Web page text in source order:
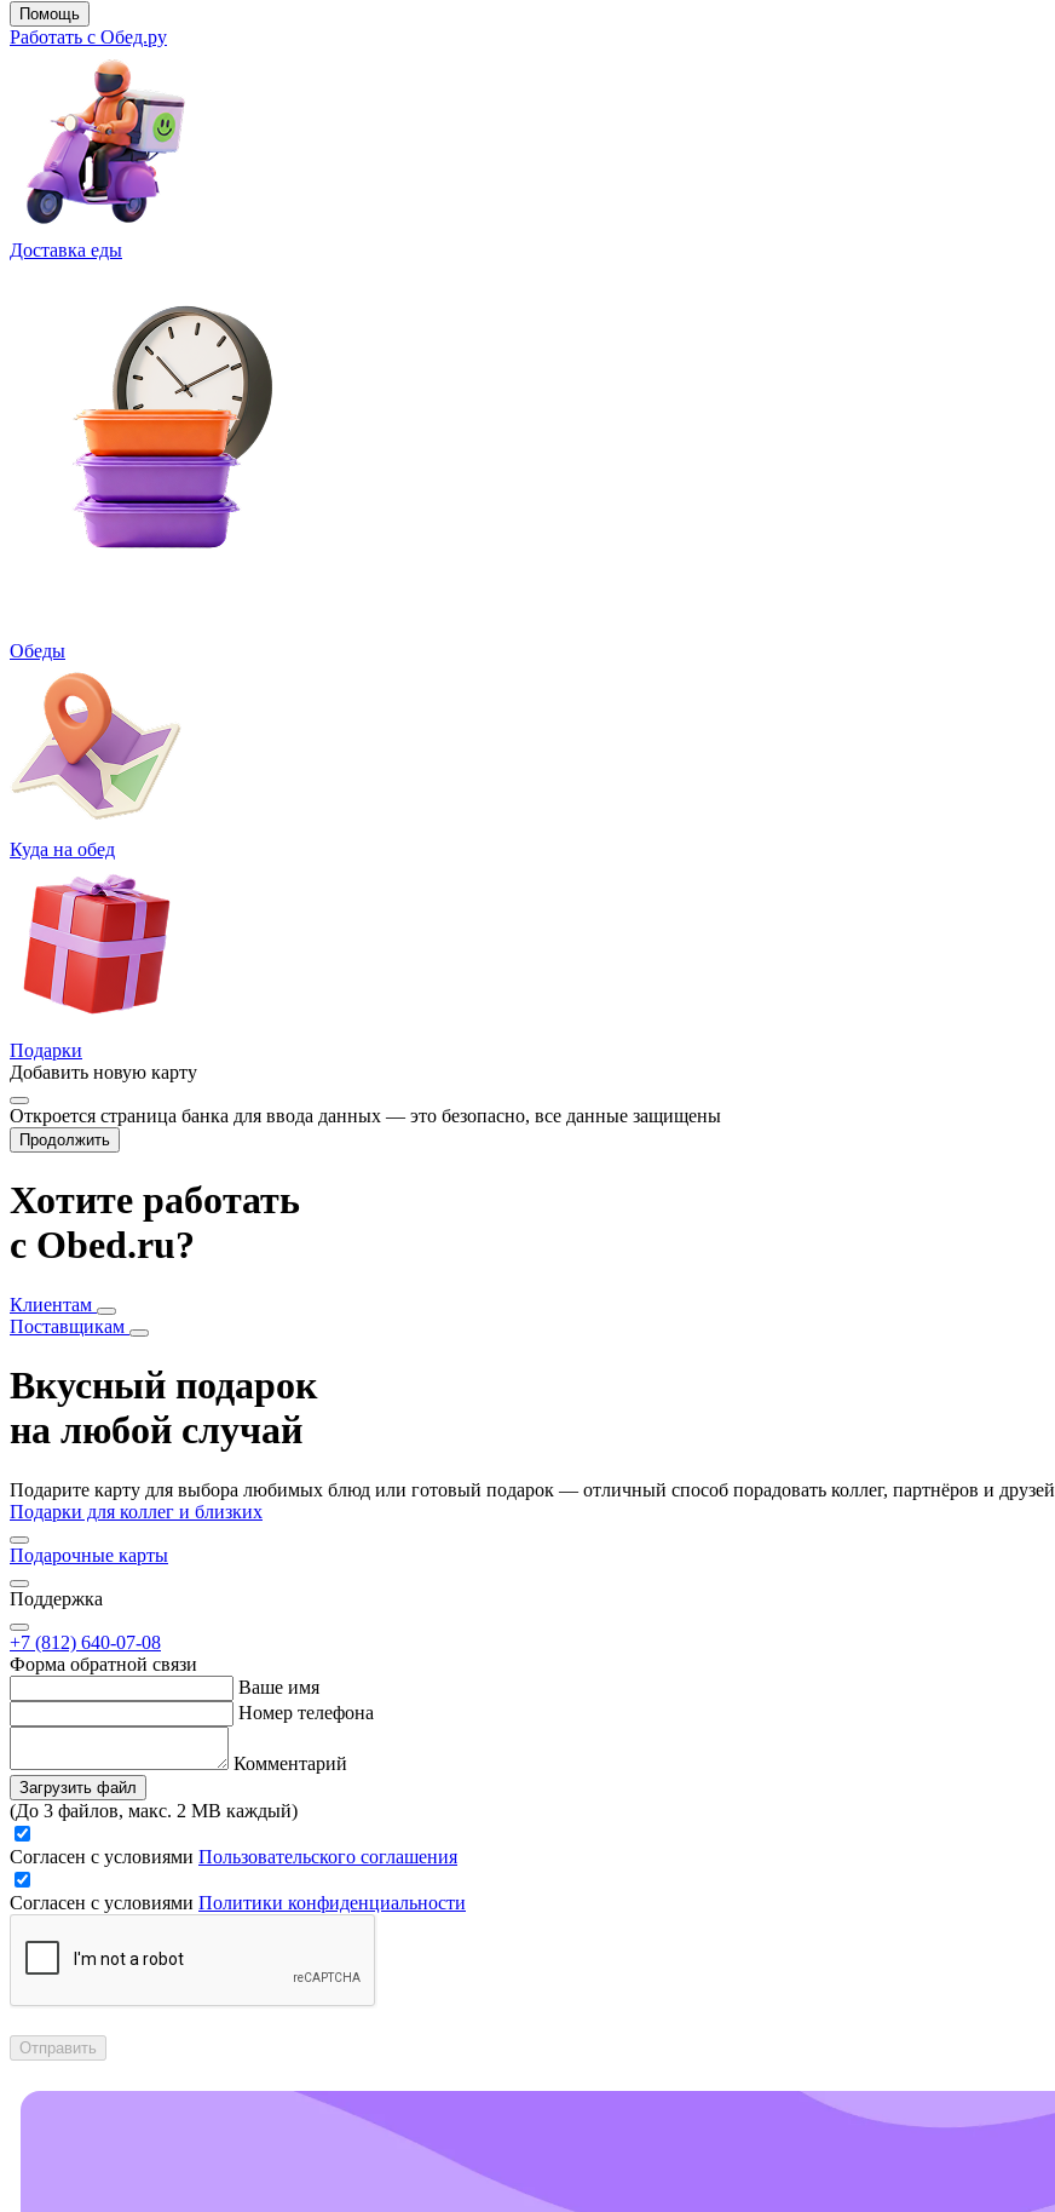
Помощь
Работать с Обед.ру
Доставка еды
Обеды
Куда на обед
Подарки
Добавить новую карту
Откроется страница банка для ввода данных — это безопасно, все данные защищены
Продолжить
Хотите работать
с Obed.ru?
Клиентам
Поставщикам
Вкусный подарок
на любой случай
Подарите карту для выбора любимых блюд или готовый подарок — отличный способ порадовать коллег, партнёров и друзей
Подарки для коллег и близких
Подарочные карты
Поддержка
+7 (812) 640-07-08
Форма обратной связи
Ваше имя
Номер телефона
Комментарий
Загрузить файл
(До 3 файлов, макс. 2 MB каждый)
Согласен с условиями Пользовательского соглашения
Согласен с условиями Политики конфиденциальности
Отправить